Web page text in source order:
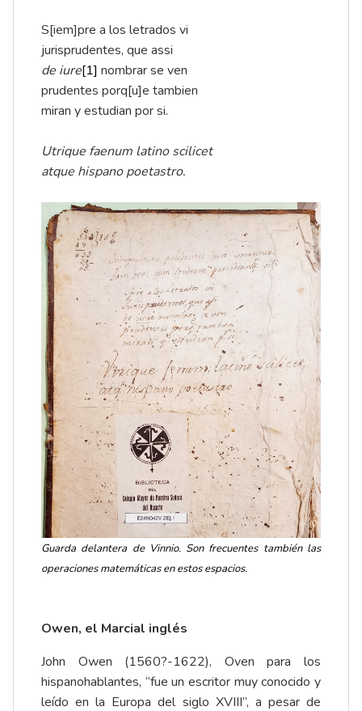
S[iem]pre a los letrados vi
jurisprudentes, que assi
de iure[1] nombrar se ven
prudentes porq[u]e tambien
miran y estudian por si.
Utrique faenum latino scilicet
atque hispano poetastro.
Guarda delantera de Vinnio. Son frecuentes también las
operaciones matemáticas en estos espacios.
Owen, el Marcial inglés
John Owen (1560?-1622), Oven para los
hispanohablantes, “fue un escritor muy conocido y
leído en la Europa del siglo XVIII”, a pesar de